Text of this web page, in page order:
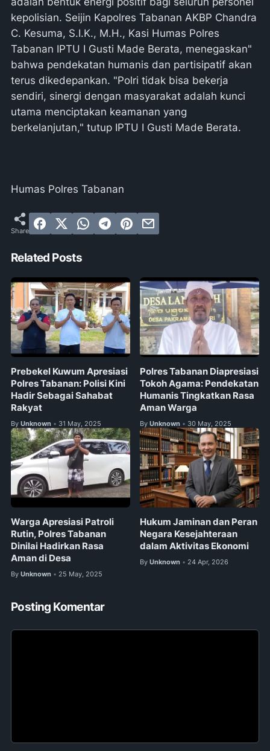
kepolisian. Seijin Kapolres Tabanan AKBP Chandra
C. Kesuma, S.I.K., M.H., Kasi Humas Polres
Tabanan IPTU I Gusti Made Berata, menegaskan"
bahwa pendekatan humanis dan partisipatif akan
terus dikedepankan. "Polri tidak bisa bekerja
sendiri, sinergi dengan masyarakat adalah kunci
utama menciptakan keamanan yang
berkelanjutan," tutup IPTU I Gusti Made Berata.
Humas Polres Tabanan
Related Posts
Prebekel Kuwum Apresiasi
Polres Tabanan: Polisi Kini
Hadir Sebagai Sahabat
Rakyat
By Unknown • 31 May, 2025
Polres Tabanan Diapresiasi
Tokoh Agama: Pendekatan
Humanis Tingkatkan Rasa
Aman Warga
By Unknown • 30 May, 2025
Warga Apresiasi Patroli
Rutin, Polres Tabanan
Dinilai Hadirkan Rasa
Aman di Desa
By Unknown • 25 May, 2025
Hukum Jaminan dan Peran
Negara Kesejahteraan
dalam Aktivitas Ekonomi
By Unknown • 24 Apr, 2026
Posting Komentar